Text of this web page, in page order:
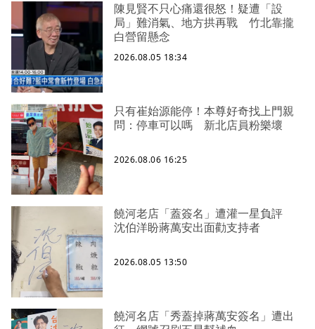
陳見賢不只心痛還很怒！疑遭「設
局」難消氣、地方拱再戰 竹北靠攏
白營留懸念
2026.08.05 18:34
只有崔始源能停！本尊好奇找上門親
問：停車可以嗎 新北店員粉樂壞
2026.08.06 16:25
饒河老店「蓋簽名」遭灌一星負評
沈伯洋盼蔣萬安出面勸支持者
2026.08.05 13:50
饒河名店「秀蓋掉蔣萬安簽名」遭出